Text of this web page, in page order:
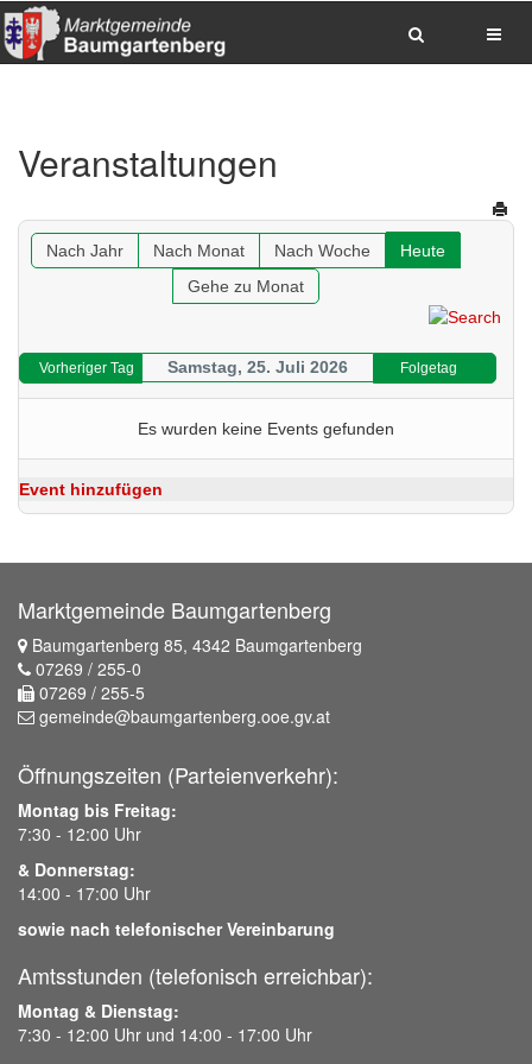
Sitemap anzeigen
Suche
E-Mail senden
Anfahrt via Google Maps planen
Veranstaltungen
Nach Jahr Nach Monat Nach Woche
Heute
Gehe zu Monat
Vorheriger Tag Samstag, 25. Juli 2026 Folgetag
Es wurden keine Events gefunden
Event hinzufügen
Marktgemeinde Baumgartenberg
Baumgartenberg 85, 4342 Baumgartenberg
07269 / 255-0
07269 / 255-5
gemeinde@baumgartenberg.ooe.gv.at
Öffnungszeiten (Parteienverkehr):
Montag bis Freitag:
7:30 - 12:00 Uhr
& Donnerstag:
14:00 - 17:00 Uhr
sowie nach telefonischer Vereinbarung
Amtsstunden (telefonisch erreichbar):
Montag & Dienstag:
7:30 - 12:00 Uhr und 14:00 - 17:00 Uhr